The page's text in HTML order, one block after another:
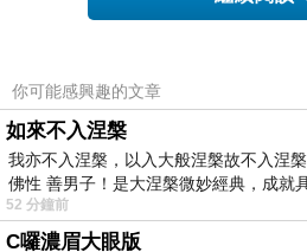
商品訊息描述
你可能感興趣的文章
如來不入涅槃
我亦不入涅槃，以入大般涅槃故不入涅
佛性 善男子！是大涅槃微妙經典，成就
52 分鐘前
C囉濃眉大眼版